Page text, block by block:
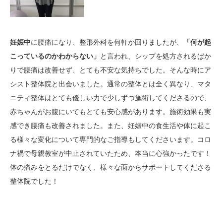
妊娠中に腰痛になり、整形外科を何軒か回りましたが、
「何が起
こっているのかわからない」 と言われ、シップを処方されるばか
りで腰痛は改善せず、とても不安な気持ちでした。そんな時にア
シスト整体院と出会いました。通常の整体とは全く異なり、マタ
ニティ整体はとても優しい力で少しずつ施術してくださるので、
赤ちゃんがお腹にいてもとても安心感があります。施術効果も実
感でき腰痛も改善されました。また、妊娠中の食生活や体に起こ
る様々な変化について専門的なご指導もしてくださいます。コロ
ナ禍で母親教室が中止されていたため、本当に心強かったです！
体の痛みをとるだけでなく、様々な面からサポートしてくださる
整体院でした！